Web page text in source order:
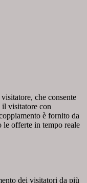
che consente
visitatore con
è fornito da
offerte in tempo reale
dei visitatori da più